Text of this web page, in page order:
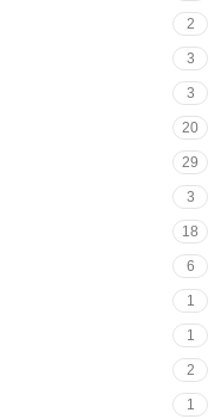
2
3
3
20
29
3
18
6
1
1
2
1